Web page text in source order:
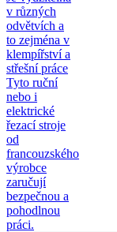
v různých
odvětvích a
to zejména v
klempířství a
střešní práce
Tyto ruční
nebo i
elektrické
řezací stroje
od
francouzského
výrobce
zaručují
bezpečnou a
pohodlnou
práci.